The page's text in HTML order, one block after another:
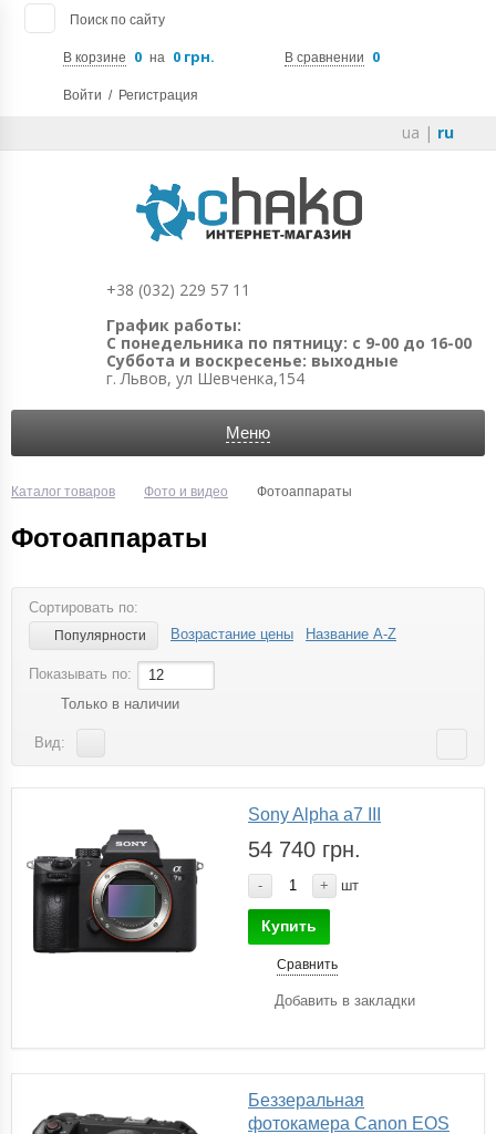
Поиск по сайту
В корзине 0 на 0 грн. В сравнении 0
Войти / Регистрация
ua | ru
+38 (032) 229 57 11
График работы:
С понедельника по пятницу: с 9-00 до 16-00
Суббота и воскресенье: выходные
г. Львов, ул Шевченка,154
Меню
Каталог товаров Фото и видео Фотоаппараты
Фотоаппараты
Сортировать по:
Популярности Возрастание цены Название A-Z
Показывать по:
12
Только в наличии
Вид:
Sony Alpha a7 III
54 740 грн.
- + шт
Купить
Сравнить
Добавить в закладки
Беззеральная
фотокамера Canon EOS